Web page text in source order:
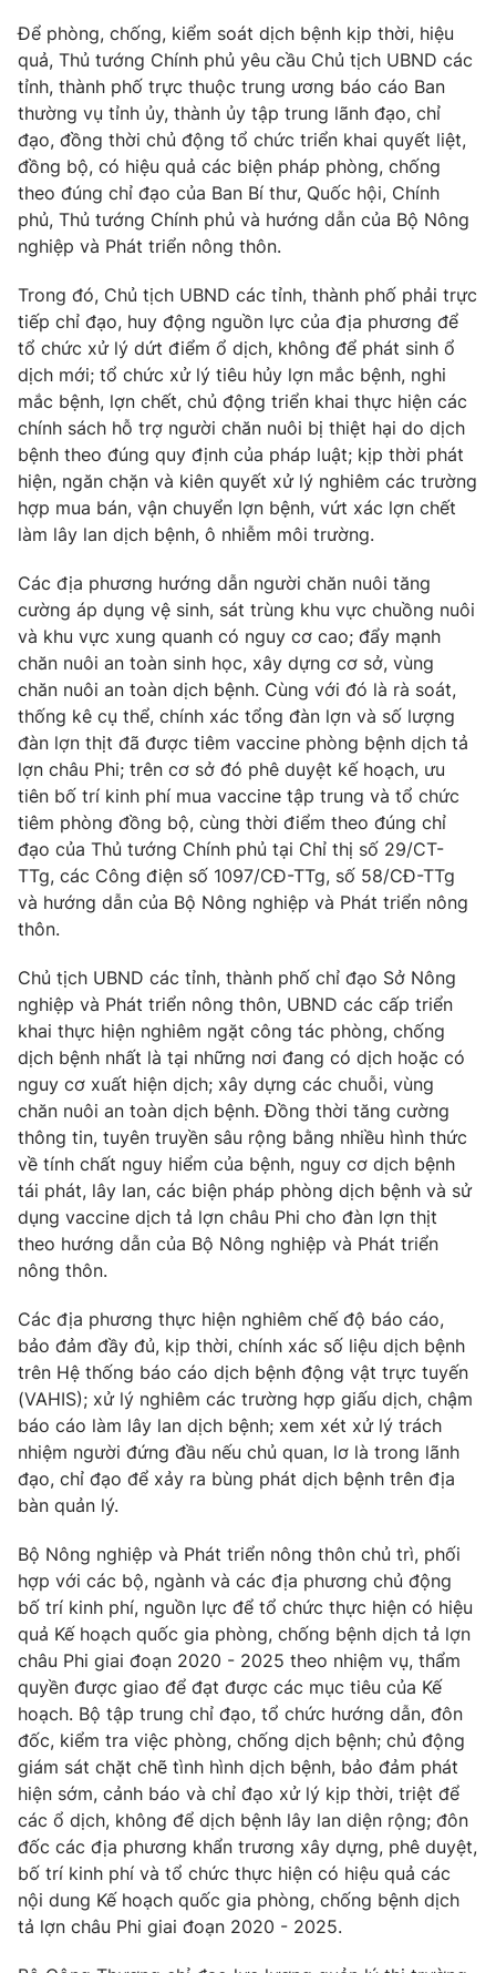
Thị trường
Tư vấn
Lịch phát sóng
Chuyên mục khác
Emagazine Podcast
Photo Infographic
Video Shorts video
VTV Money VTV Thể thao
VTV Sức khoẻ Bất động sản
Thị trường 24h Tấm lòng Việt
VTV9 VTV8
Liên hệ tòa soạn English
THỜI BÁO VTV
Theo dõi báo trên
Cơ quan chủ quản:Đài Truyền hình Việt Nam
Cơ quan báo chí: Thời báo VTV
Giấy phép hoạt động báo in và báo điện tử số 483/GP-BTTTT
cấp ngày 29/12/2023
Tổng Biên tập: Vũ Thanh Thủy
Phó Tổng Biên tập:Nguyễn Thị Mỹ Hạnh, Phạm Quốc Thắng,
Nguyễn Trọng Ninh
Tổng đài VTV: 024.38 355 931 - 024.38 355 932
Ðiện thoại Thời báo VTV: 024.66 897 897
Email:toasoan@vtv.vn
Liên hệ quảng cáo:
® Cấm sao chép dưới mọi hình thức nếu không có sự chấp
thuận bằng văn bản. Ghi rõ nguồn VTV.vn khi phát hành lại
thông tin từ website này.
Để phòng, chống, kiểm soát dịch bệnh kịp thời, hiệu
quả, Thủ tướng Chính phủ yêu cầu Chủ tịch UBND các
tỉnh, thành phố trực thuộc trung ương báo cáo Ban
thường vụ tỉnh ủy, thành ủy tập trung lãnh đạo, chỉ
đạo, đồng thời chủ động tổ chức triển khai quyết liệt,
đồng bộ, có hiệu quả các biện pháp phòng, chống
theo đúng chỉ đạo của Ban Bí thư, Quốc hội, Chính
phủ, Thủ tướng Chính phủ và hướng dẫn của Bộ Nông
nghiệp và Phát triển nông thôn.
Trong đó, Chủ tịch UBND các tỉnh, thành phố phải trực
tiếp chỉ đạo, huy động nguồn lực của địa phương để
tổ chức xử lý dứt điểm ổ dịch, không để phát sinh ổ
dịch mới; tổ chức xử lý tiêu hủy lợn mắc bệnh, nghi
mắc bệnh, lợn chết, chủ động triển khai thực hiện các
chính sách hỗ trợ người chăn nuôi bị thiệt hại do dịch
bệnh theo đúng quy định của pháp luật; kịp thời phát
hiện, ngăn chặn và kiên quyết xử lý nghiêm các trường
hợp mua bán, vận chuyển lợn bệnh, vứt xác lợn chết
làm lây lan dịch bệnh, ô nhiễm môi trường.
Các địa phương hướng dẫn người chăn nuôi tăng
cường áp dụng vệ sinh, sát trùng khu vực chuồng nuôi
và khu vực xung quanh có nguy cơ cao; đẩy mạnh
chăn nuôi an toàn sinh học, xây dựng cơ sở, vùng
chăn nuôi an toàn dịch bệnh. Cùng với đó là rà soát,
thống kê cụ thể, chính xác tổng đàn lợn và số lượng
đàn lợn thịt đã được tiêm vaccine phòng bệnh dịch tả
lợn châu Phi; trên cơ sở đó phê duyệt kế hoạch, ưu
tiên bố trí kinh phí mua vaccine tập trung và tổ chức
tiêm phòng đồng bộ, cùng thời điểm theo đúng chỉ
đạo của Thủ tướng Chính phủ tại Chỉ thị số 29/CT-
TTg, các Công điện số 1097/CĐ-TTg, số 58/CĐ-TTg
và hướng dẫn của Bộ Nông nghiệp và Phát triển nông
thôn.
Chủ tịch UBND các tỉnh, thành phố chỉ đạo Sở Nông
nghiệp và Phát triển nông thôn, UBND các cấp triển
khai thực hiện nghiêm ngặt công tác phòng, chống
dịch bệnh nhất là tại những nơi đang có dịch hoặc có
nguy cơ xuất hiện dịch; xây dựng các chuỗi, vùng
chăn nuôi an toàn dịch bệnh. Đồng thời tăng cường
thông tin, tuyên truyền sâu rộng bằng nhiều hình thức
về tính chất nguy hiểm của bệnh, nguy cơ dịch bệnh
tái phát, lây lan, các biện pháp phòng dịch bệnh và sử
dụng vaccine dịch tả lợn châu Phi cho đàn lợn thịt
theo hướng dẫn của Bộ Nông nghiệp và Phát triển
nông thôn.
Các địa phương thực hiện nghiêm chế độ báo cáo,
bảo đảm đầy đủ, kịp thời, chính xác số liệu dịch bệnh
trên Hệ thống báo cáo dịch bệnh động vật trực tuyến
(VAHIS); xử lý nghiêm các trường hợp giấu dịch, chậm
báo cáo làm lây lan dịch bệnh; xem xét xử lý trách
nhiệm người đứng đầu nếu chủ quan, lơ là trong lãnh
đạo, chỉ đạo để xảy ra bùng phát dịch bệnh trên địa
bàn quản lý.
Bộ Nông nghiệp và Phát triển nông thôn chủ trì, phối
hợp với các bộ, ngành và các địa phương chủ động
bố trí kinh phí, nguồn lực để tổ chức thực hiện có hiệu
quả Kế hoạch quốc gia phòng, chống bệnh dịch tả lợn
châu Phi giai đoạn 2020 - 2025 theo nhiệm vụ, thẩm
quyền được giao để đạt được các mục tiêu của Kế
hoạch. Bộ tập trung chỉ đạo, tổ chức hướng dẫn, đôn
đốc, kiểm tra việc phòng, chống dịch bệnh; chủ động
giám sát chặt chẽ tình hình dịch bệnh, bảo đảm phát
hiện sớm, cảnh báo và chỉ đạo xử lý kịp thời, triệt để
các ổ dịch, không để dịch bệnh lây lan diện rộng; đôn
đốc các địa phương khẩn trương xây dựng, phê duyệt,
bố trí kinh phí và tổ chức thực hiện có hiệu quả các
nội dung Kế hoạch quốc gia phòng, chống bệnh dịch
tả lợn châu Phi giai đoạn 2020 - 2025.